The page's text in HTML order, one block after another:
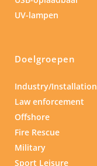
UV-lampen
Doelgroepen
Industry/Installation
Law enforcement
Offshore
Fire Rescue
Military
Sport Leisure